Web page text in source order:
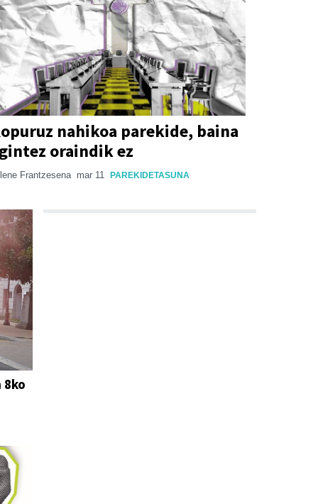
nahikoa parekide, baina
oraindik ez
Frantzesena mar 11 PAREKIDETASUNA